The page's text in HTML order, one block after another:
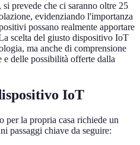
prevede che ci saranno oltre 25
evidenziando l'importanza
possano realmente apportare
scelta del giusto dispositivo IoT
ma anche di comprensione
e delle possibilità offerte dalla
IoT
per la propria casa richiede un
passaggi chiave da seguire: